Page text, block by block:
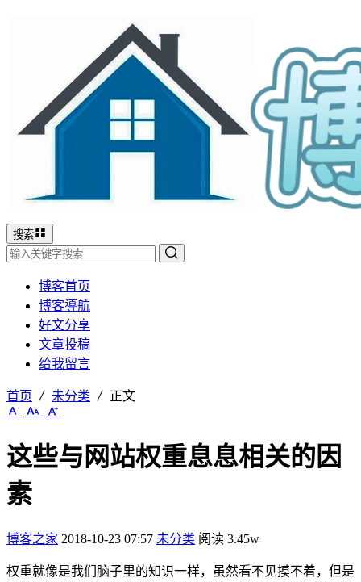
搜索
博客首页
博客導航
好文分享
文章投稿
给我留言
首页 未分类 正文
这些与网站权重息息相关的因
素
博客之家 2018-10-23 07:57 未分类 阅读 3.45w
权重就像是我们脑子里的知识一样，虽然看不见摸不着，但是